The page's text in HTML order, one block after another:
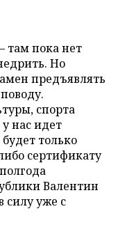
там пока нет
Но
предъявлять
спорта
нас идет
только
сертификату
Валентин
силу уже с